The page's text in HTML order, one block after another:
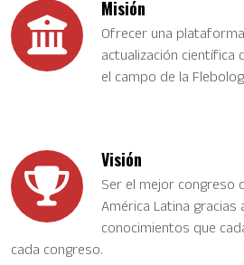
Misión
Ofrecer una
actualización científica
el campo de la
Visión
Ser el mejor congreso
América Latina
conocimientos que
cada congreso.